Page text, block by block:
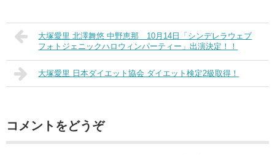
大塚愛里 北澤舞悠 中野恵那 10月14日「シンデレラウェブ
フォトジェニックハロウィンパーティー」出演決定！！
大塚愛里 日本ダイエット協会 ダイエット検定2級取得！
コメントをどうぞ